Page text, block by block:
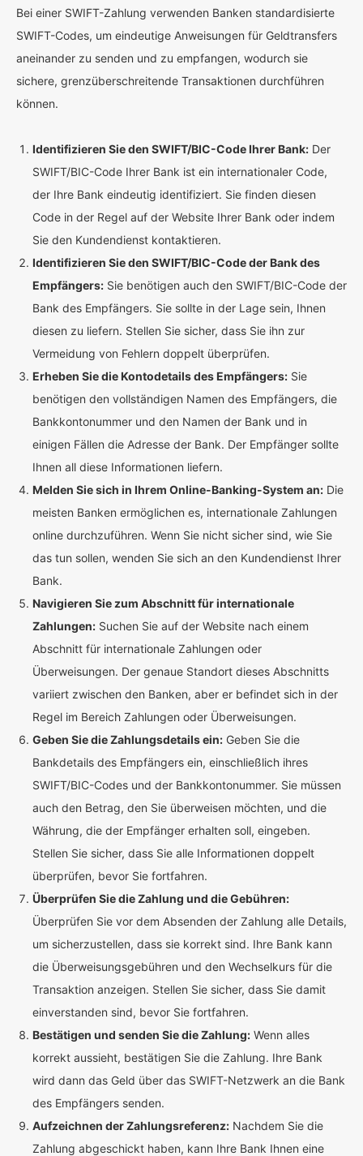
Bei einer SWIFT-Zahlung verwenden Banken standardisierte
SWIFT-Codes, um eindeutige Anweisungen für Geldtransfers
aneinander zu senden und zu empfangen, wodurch sie
sichere, grenzüberschreitende Transaktionen durchführen
können.
Identifizieren Sie den SWIFT/BIC-Code Ihrer Bank: Der
SWIFT/BIC-Code Ihrer Bank ist ein internationaler Code,
der Ihre Bank eindeutig identifiziert. Sie finden diesen
Code in der Regel auf der Website Ihrer Bank oder indem
Sie den Kundendienst kontaktieren.
Identifizieren Sie den SWIFT/BIC-Code der Bank des
Empfängers: Sie benötigen auch den SWIFT/BIC-Code der
Bank des Empfängers. Sie sollte in der Lage sein, Ihnen
diesen zu liefern. Stellen Sie sicher, dass Sie ihn zur
Vermeidung von Fehlern doppelt überprüfen.
Erheben Sie die Kontodetails des Empfängers: Sie
benötigen den vollständigen Namen des Empfängers, die
Bankkontonummer und den Namen der Bank und in
einigen Fällen die Adresse der Bank. Der Empfänger sollte
Ihnen all diese Informationen liefern.
Melden Sie sich in Ihrem Online-Banking-System an: Die
meisten Banken ermöglichen es, internationale Zahlungen
online durchzuführen. Wenn Sie nicht sicher sind, wie Sie
das tun sollen, wenden Sie sich an den Kundendienst Ihrer
Bank.
Navigieren Sie zum Abschnitt für internationale
Zahlungen: Suchen Sie auf der Website nach einem
Abschnitt für internationale Zahlungen oder
Überweisungen. Der genaue Standort dieses Abschnitts
variiert zwischen den Banken, aber er befindet sich in der
Regel im Bereich Zahlungen oder Überweisungen.
Geben Sie die Zahlungsdetails ein: Geben Sie die
Bankdetails des Empfängers ein, einschließlich ihres
SWIFT/BIC-Codes und der Bankkontonummer. Sie müssen
auch den Betrag, den Sie überweisen möchten, und die
Währung, die der Empfänger erhalten soll, eingeben.
Stellen Sie sicher, dass Sie alle Informationen doppelt
überprüfen, bevor Sie fortfahren.
Überprüfen Sie die Zahlung und die Gebühren:
Überprüfen Sie vor dem Absenden der Zahlung alle Details,
um sicherzustellen, dass sie korrekt sind. Ihre Bank kann
die Überweisungsgebühren und den Wechselkurs für die
Transaktion anzeigen. Stellen Sie sicher, dass Sie damit
einverstanden sind, bevor Sie fortfahren.
Bestätigen und senden Sie die Zahlung: Wenn alles
korrekt aussieht, bestätigen Sie die Zahlung. Ihre Bank
wird dann das Geld über das SWIFT-Netzwerk an die Bank
des Empfängers senden.
Aufzeichnen der Zahlungsreferenz: Nachdem Sie die
Zahlung abgeschickt haben, kann Ihre Bank Ihnen eine